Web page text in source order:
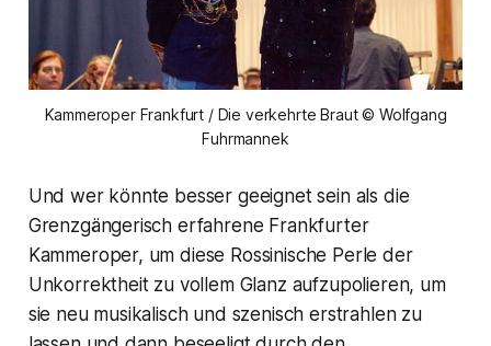
Kammeroper Frankfurt / Die verkehrte Braut © Wolfgang
Fuhrmannek
Und wer könnte besser geeignet sein als die
Grenzgängerisch erfahrene Frankfurter
Kammeroper, um diese Rossinische Perle der
Unkorrektheit zu vollem Glanz aufzupolieren, um
sie neu musikalisch und szenisch erstrahlen zu